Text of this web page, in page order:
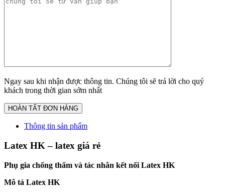
Ngay sau khi nhận được thông tin. Chúng tôi sẽ trả lời cho quý
khách trong thời gian sớm nhất
Thông tin sản phẩm
Latex HK – latex giá rẻ
Phụ gia chống thấm và tác nhân kết nối Latex HK
Mô tả Latex HK